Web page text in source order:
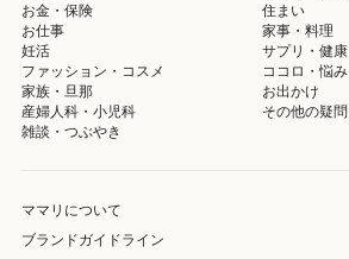
お金・保険
住まい
お仕事
家事・料理
妊活
サプリ・健康
ファッション・コスメ
ココロ・悩み
家族・旦那
お出かけ
産婦人科・小児科
その他の疑問
雑談・つぶやき
ママリについて
ブランドガイドライン